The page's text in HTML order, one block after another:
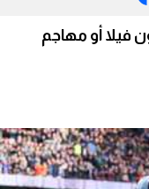
فيلا أو مهاجم